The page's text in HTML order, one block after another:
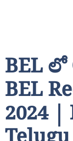
BEL లో
BEL
2024 |